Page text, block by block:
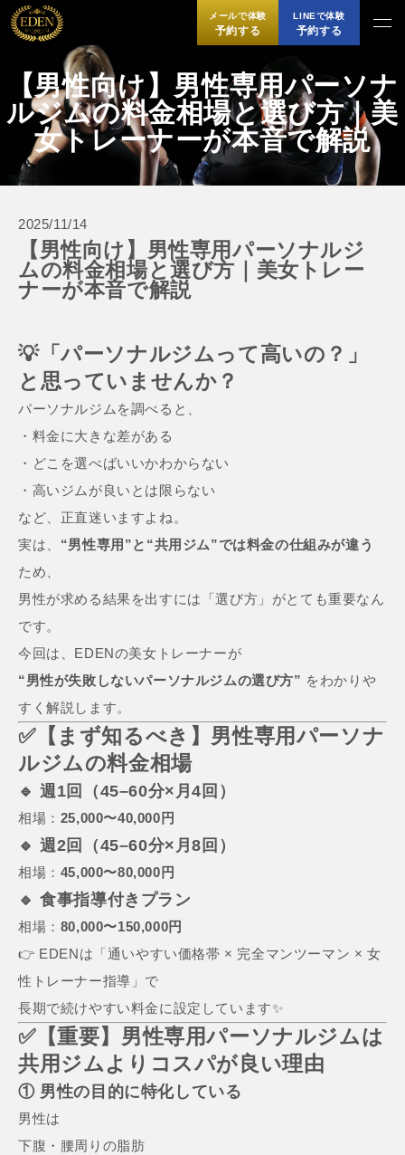
メールで体験
予約する
LINEで体験
予約する
【男性向け】男性専用パーソナ
ルジムの料金相場と選び方｜美
女トレーナーが本音で解説
2025/11/14
【男性向け】男性専用パーソナルジ
ムの料金相場と選び方｜美女トレー
ナーが本音で解説
💡「パーソナルジムって高いの？」
と思っていませんか？
パーソナルジムを調べると、
・料金に大きな差がある
・どこを選べばいいかわからない
・高いジムが良いとは限らない
など、正直迷いますよね。
実は、 “男性専用”と“共用ジム”では料金の仕組みが違う
ため、
男性が求める結果を出すには「選び方」がとても重要なん
です。
今回は、EDENの美女トレーナーが
“男性が失敗しないパーソナルジムの選び方” をわかりや
すく解説します。
✅【まず知るべき】男性専用パーソナ
ルジムの料金相場
🔹 週1回（45–60分×月4回）
相場： 25,000〜40,000円
🔹 週2回（45–60分×月8回）
相場： 45,000〜80,000円
🔹 食事指導付きプラン
相場： 80,000〜150,000円
👉 EDENは「通いやすい価格帯 × 完全マンツーマン × 女
性トレーナー指導」で
長期で続けやすい料金に設定しています✨
✅【重要】男性専用パーソナルジムは
共用ジムよりコスパが良い理由
① 男性の目的に特化している
男性は
下腹・腰周りの脂肪